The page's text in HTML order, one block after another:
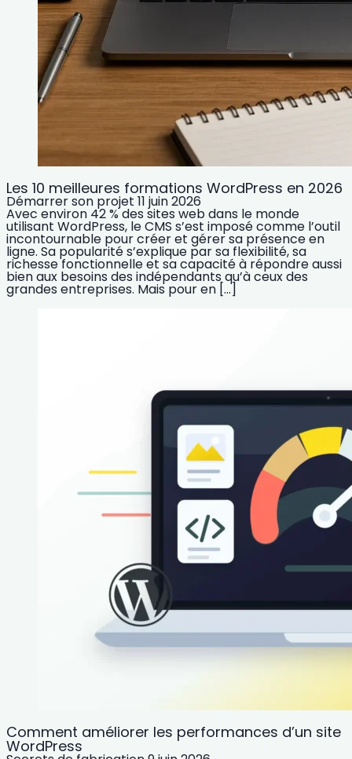
Les 10 meilleures formations WordPress en 2026
Démarrer son projet 11 juin 2026
Avec environ 42 % des sites web dans le monde
utilisant WordPress, le CMS s’est imposé comme l’outil
incontournable pour créer et gérer sa présence en
ligne. Sa popularité s’explique par sa flexibilité, sa
richesse fonctionnelle et sa capacité à répondre aussi
bien aux besoins des indépendants qu’à ceux des
grandes entreprises. Mais pour en […]
Comment améliorer les performances d’un site
WordPress